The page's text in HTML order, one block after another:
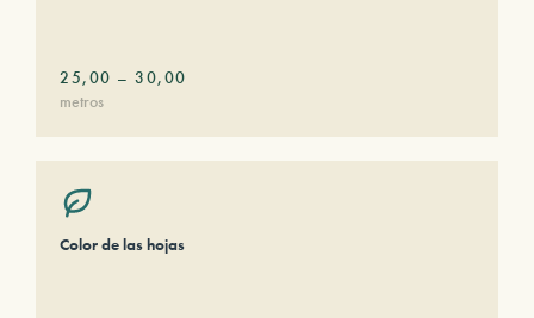
25,00 – 30,00
metros
Color de las hojas